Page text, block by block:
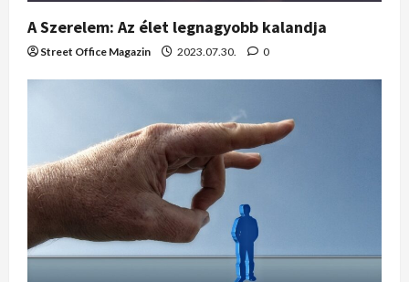
A Szerelem: Az élet legnagyobb kalandja
Street Office Magazin 2023.07.30. 0